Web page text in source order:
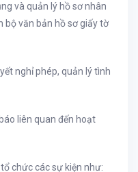
và quản lý hồ sơ nhân
bộ văn bản hồ sơ giấy tờ
nghỉ phép, quản lý tình
liên quan đến hoạt
chức các sự kiện như: